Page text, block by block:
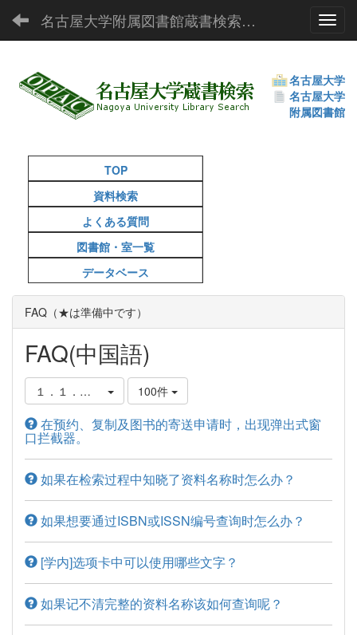
名古屋大学附属図書館蔵書検索（OPAC）
名古屋大学
名古屋大学
附属図書館
TOP
資料検索
よくある質問
図書館・室一覧
データベース
FAQ（★は準備中です）
FAQ(中国語)
１．１．图书馆藏书的查询方法
100件
在预约、复制及图书的寄送申请时，出现弹出式窗
口拦截器。
如果在检索过程中知晓了资料名称时怎么办？
如果想要通过ISBN或ISSN编号查询时怎么办？
[学内]选项卡中可以使用哪些文字？
如果记不清完整的资料名称该如何查询呢？